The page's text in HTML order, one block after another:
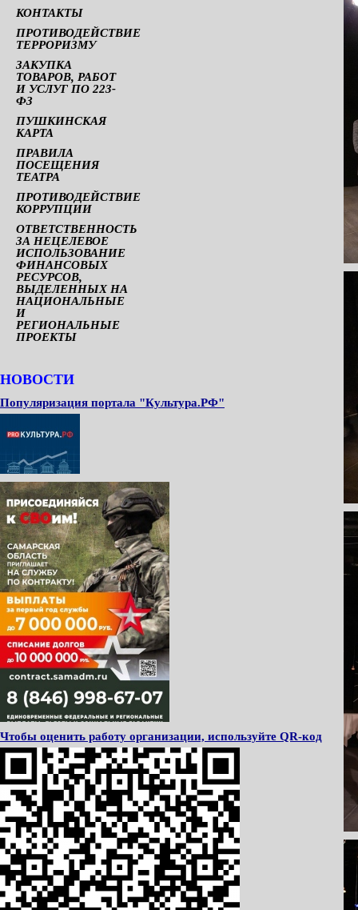
КОНТАКТЫ
ПРОТИВОДЕЙСТВИЕ
ТЕРРОРИЗМУ
ЗАКУПКА
ТОВАРОВ, РАБОТ
И УСЛУГ ПО 223-
ФЗ
ПУШКИНСКАЯ
КАРТА
ПРАВИЛА
ПОСЕЩЕНИЯ
ТЕАТРА
ПРОТИВОДЕЙСТВИЕ
КОРРУПЦИИ
ОТВЕТСТВЕННОСТЬ
ЗА НЕЦЕЛЕВОЕ
ИСПОЛЬЗОВАНИЕ
ФИНАНСОВЫХ
РЕСУРСОВ,
ВЫДЕЛЕННЫХ НА
НАЦИОНАЛЬНЫЕ
И
РЕГИОНАЛЬНЫЕ
ПРОЕКТЫ
НОВОСТИ
Популяризация портала "Культура.РФ"
Чтобы оценить работу организации, используйте QR-код